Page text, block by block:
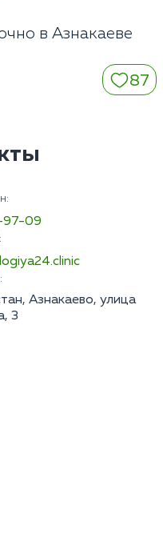
в Азнакаеве
87
97-09
Азнакаево, улица
3